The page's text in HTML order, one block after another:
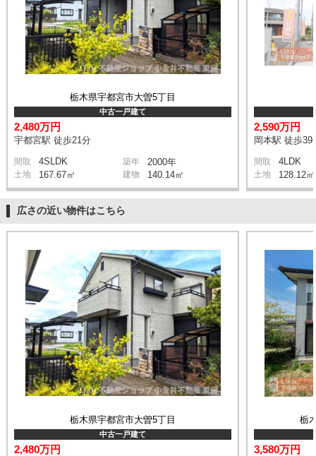
栃木県宇都宮市大曽5丁目
中古一戸建て
2,480万円
宇都宮駅 徒歩21分
間取 4SLDK 築年 2000年
土地 167.67㎡ 建物 140.14㎡
2,590万円
岡本駅 徒歩39
間取 4LDK
土地 128.12㎡
広さの近い物件はこちら
栃木県宇都宮市大曽5丁目
中古一戸建て
2,480万円
栃
3,580万円